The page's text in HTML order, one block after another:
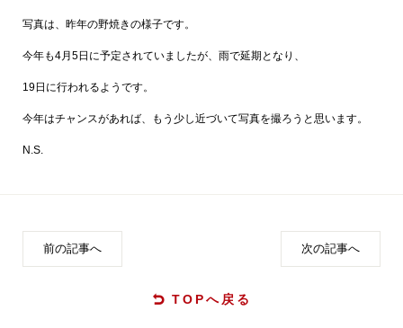
写真は、昨年の野焼きの様子です。
今年も4月5日に予定されていましたが、雨で延期となり、
19日に行われるようです。
今年はチャンスがあれば、もう少し近づいて写真を撮ろうと思います。
N.S.
前の記事へ
TOPへ戻る
次の記事へ